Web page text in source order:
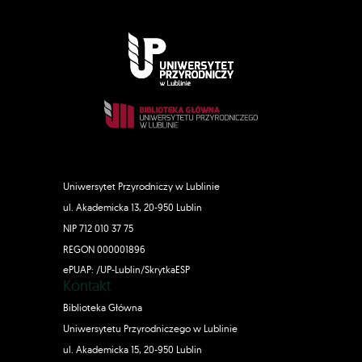
Uniwersytet Przyrodniczy w Lublinie
ul. Akademicka 13, 20-950 Lublin
NIP 712 010 37 75
REGON 000001896
ePUAP: /UP-Lublin/SkrytkaESP
Kontakt
Biblioteka Główna
Uniwersytetu Przyrodniczego w Lublinie
ul. Akademicka 15, 20-950 Lublin